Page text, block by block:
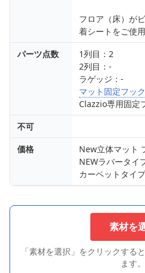
フロア（床）が
着シートをご使
パーツ点数
1列目：2
2列目：-
ラゲッジ：-
マット固定フック
Clazzio専用固定
不可
価格
New立体マット
NEWラバータイ
カーペットタイ
素材を
「素材を選択」をクリックする
ます。